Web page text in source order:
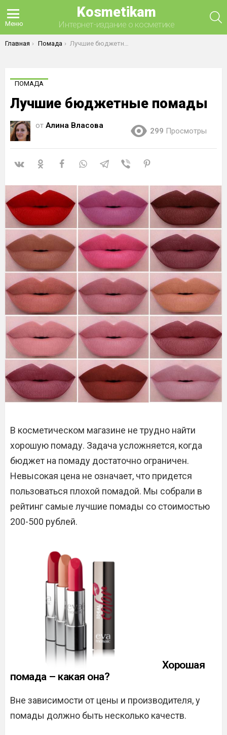
Меню
Kosmetikam
Интернет-издание о косметике
Вы здесь:
Главная Помада Лучшие бюджетные помады
ПОМАДА
Лучшие бюджетные помады
от Алина Власова
299 Просмотры
В косметическом магазине не трудно найти
хорошую помаду. Задача усложняется, когда
бюджет на помаду достаточно ограничен.
Невысокая цена не означает, что придется
пользоваться плохой помадой. Мы собрали в
рейтинг самые лучшие помады со стоимостью
200-500 рублей.
Хорошая
помада – какая она?
Вне зависимости от цены и производителя, у
помады должно быть несколько качеств.